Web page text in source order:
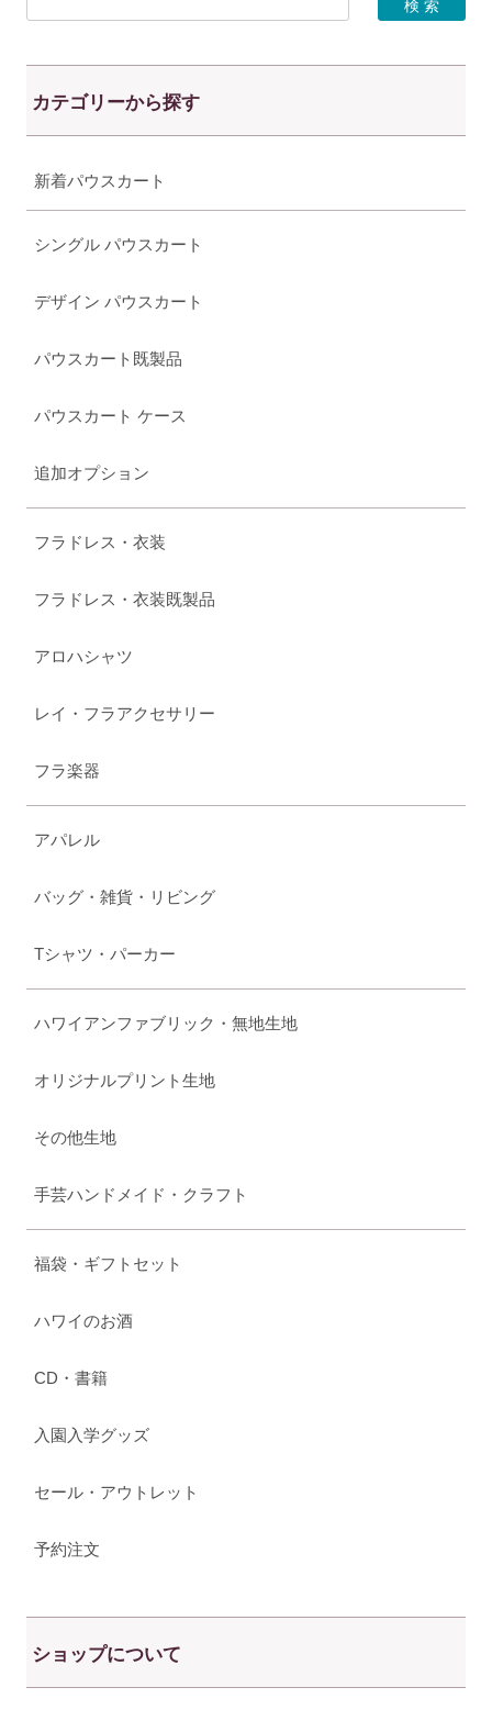
カテゴリーから探す
新着パウスカート
シングル パウスカート
デザイン パウスカート
パウスカート既製品
パウスカート ケース
追加オプション
フラドレス・衣装
フラドレス・衣装既製品
アロハシャツ
レイ・フラアクセサリー
フラ楽器
アパレル
バッグ・雑貨・リビング
Tシャツ・パーカー
ハワイアンファブリック・無地生地
オリジナルプリント生地
その他生地
手芸ハンドメイド・クラフト
福袋・ギフトセット
ハワイのお酒
CD・書籍
入園入学グッズ
セール・アウトレット
予約注文
ショップについて